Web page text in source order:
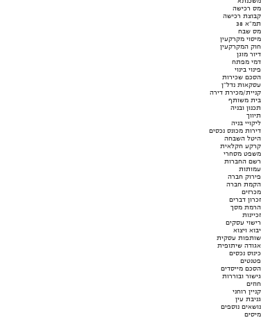
מס רכישה
קבוצת רכישה
תמ"א 38
מס שבח
מיסוי מקרקעין
חוק המקרקעין
דיור מוגן
דמי מפתח
פינוי בינוי
הסכם שכירות
עסקאות נדל"ן
קניית/מכירת דירה
בית משותף
תכנון ובניה
תיווך
ליקויי בניה
דירות מכונס נכסים
היטל השבחה
קרקע חקלאית
משפט מסחרי
רשם החברות
עמותות
פירוק חברה
הקמת חברה
מכרזים
זכרון דברים
הרמת מסך
זכיינות
רישוי עסקים
יבוא ויצוא
שותפות עסקית
אגודה שיתופית
כינוס נכסים
פטנטים
הסכם מייסדים
גישור ובוררות
חוזים
קניין רוחני
גניבת עין
נושאים נוספים
מיסים